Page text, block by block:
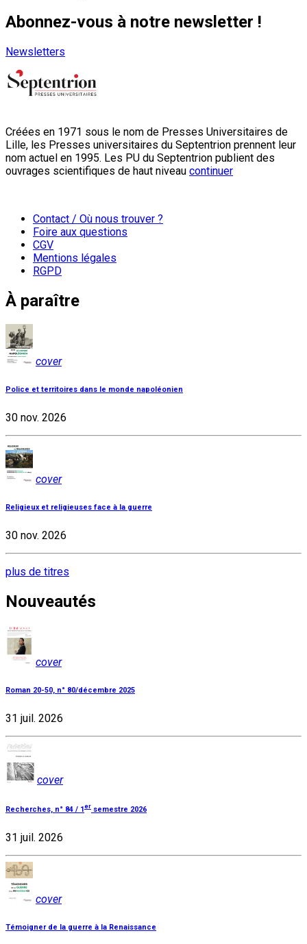
Abonnez-vous à notre newsletter !
Newsletters
Créées en 1971 sous le nom de Presses Universitaires de
Lille, les Presses universitaires du Septentrion prennent leur
nom actuel en 1995. Les PU du Septentrion publient des
ouvrages scientifiques de haut niveau continuer
Contact / Où nous trouver ?
Foire aux questions
CGV
Mentions légales
RGPD
À paraître
cover
Police et territoires dans le monde napoléonien
30 nov. 2026
cover
Religieux et religieuses face à la guerre
30 nov. 2026
plus de titres
Nouveautés
cover
Roman 20-50, n° 80/décembre 2025
31 juil. 2026
cover
Recherches, n° 84 / 1 er semestre 2026
31 juil. 2026
cover
Témoigner de la guerre à la Renaissance